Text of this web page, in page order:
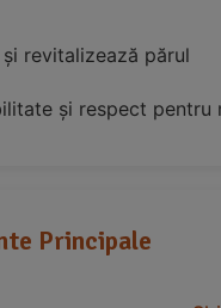
revitalizează părul
și respect pentru
Principale